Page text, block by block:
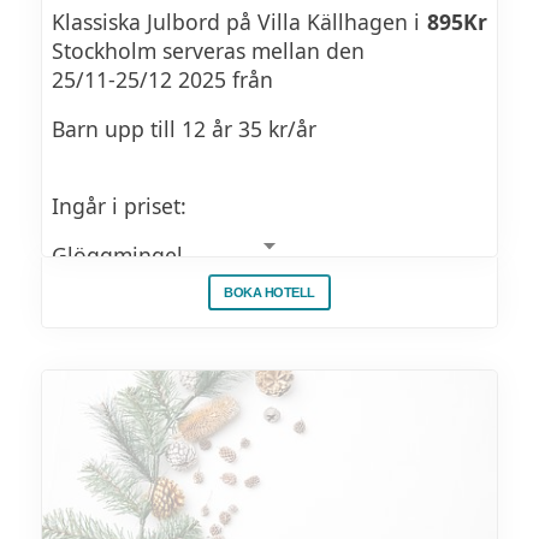
Waldorfsallad med rotselleri, fänkål, äpple
och valnötter
Såser
Pepparrotsdressing
Julsenap
Ullas senap
Svensk senap
Hovmästarsås
Klassiska Julbord på Villa Källhagen i
Stockholm serveras mellan den
25/11-25/12 2025 från
895Kr
Barn upp till 12 år 35 kr/år
Ingår i priset:
Glöggmingel
Kaffe & Te
JULBORDSMENY 2025
Du kommer att finna allt från klassisk sill
BOKA HOTELL